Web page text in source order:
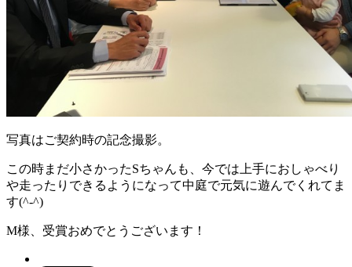
写真はご契約時の記念撮影。
この時まだ小さかったSちゃんも、今では上手におしゃべり
や走ったりできるようになって中庭で元気に遊んでくれてま
す(^-^)
M様、受賞おめでとうございます！